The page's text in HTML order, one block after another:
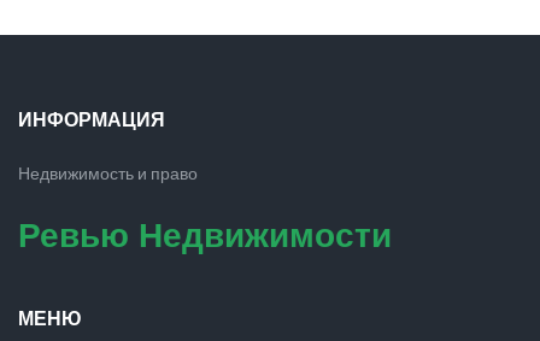
ИНФОРМАЦИЯ
Недвижимость и право
Ревью Недвижимости
МЕНЮ